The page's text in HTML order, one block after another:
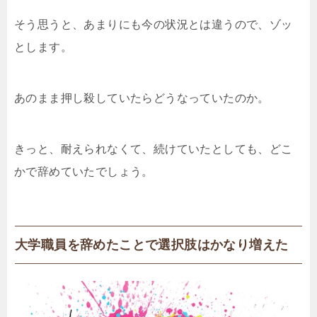
そう思うと、あまりにも今の状況とは違うので、ゾッ
とします。
あのまま押し殺していたらどうなっていたのか。
きっと、耐えられなくて、続けていたとしても、どこ
かで辞めていたでしょう。
大学職員を辞めたことで選択肢はかなり増えた